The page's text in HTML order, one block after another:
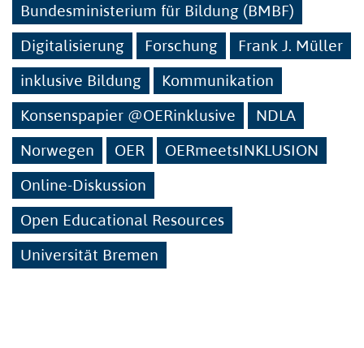
Bundesministerium für Bildung (BMBF)
Digitalisierung
Forschung
Frank J. Müller
inklusive Bildung
Kommunikation
Konsenspapier @OERinklusive
NDLA
Norwegen
OER
OERmeetsINKLUSION
Online-Diskussion
Open Educational Resources
Universität Bremen